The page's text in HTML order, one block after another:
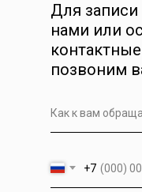
Для записи
нами или
позвоним
+7